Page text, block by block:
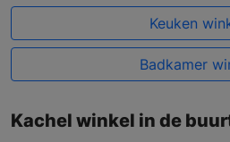
Keuken
Badkamer
Kachel winkel in de